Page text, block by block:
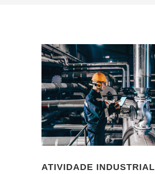
ATIVIDADE INDUSTRIAL